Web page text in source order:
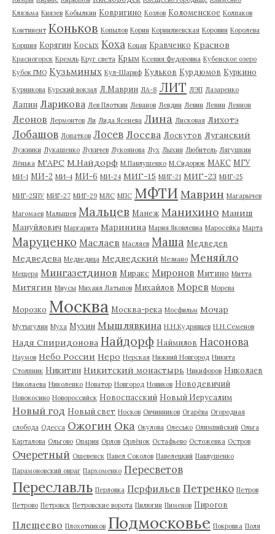
Клязьма Князев Кобылкин Ковригино Козлов Коломенское Колпаков
Континент Коньков Копылов Корин Корнилиевская Коровин Королева
Коршия Корягин Косых Коха Коцан Кравченко Краснов
Красногорск Кремль Круг света Крым Ксения Федоровна Кубенское озеро
Кубок ГМО Кузьминых Кул-Шариф Кульков Курдюмов Куркино
Курникова Курский вокзал Л.Маврин ЛА-8 ЛИТ ЛЭП Лазаренко
Лапин Ларикова Лев Плоткин Леванов Левдин Левин Ленин Леннон
Леонов Лермонтов Ли Лида Ясенева Лина Лисковая Лихотэ
Лобашов Лопатков Лосев Лосева Лоскутов Луганский
Лужники Лукашенко Лукичев Лукоянова Лух Лыхин Любитель Лягушкин
Лёнька М'АРС М.Найдорф М.Павлушенко М.Сидорюк МАКС МГУ
МИ-1 МИ-2 МИ-4 МИ-6 МИ-24 МИГ-15 МИГ-21 МИГ-23 МИГ-25
МИГ-25ПУ МИГ-27 МИГ-29 МЛС МПС МФТИ Маврин Магарычев
Магомаев Малышев Мальцев Манеж Манихино Маниш
Мануйлович Маргарита Маринина Мария Яковлевна Маросейка Марта
Маруценко Маслаев Масляев Маша Медведев
Медведева Медведица Медведский Мезиано Меняйло
Мещера Мингазетдинов Миракс Миронов Митино Митта
Митягин Миусы Михаил Латыпов Михайлов Морев Морева
Морозко Москва Москва-река Мосфильм Мочар
Мутыгулин Муха Мухин Мышлявкина Н.Н.Кудрявцев Н.Н.Семенов
Надя Спиридонова Найдорф Наймилов Насонова
Наумов Небо России Неро Нерская Нижний Новгород Никита
Столпник Никитин Никитский монастырь Никифоров Николаев
Николаева Николенко Новатор Новгород Новиков Новодевичий
Новокосино Новороссийск Новоспасский Новый Иерусалим
Новый год Новый свет Носков Овчинников Огарёва Огородная
слобода Одесса Ожогин Ока Окулова Олесько Олимпийский Ольга
Карталова Ольгово Опарин Орлов Орлёнок Остафьево Остоженка Остров
Очеретный Ошевенск Павел Соколов Павелецкий Павлушенко
Парамоновский овраг Пархоменко Пересветов
Переславль Перловка Перфильев Петренко Петров
Петрово Петровск Петровские ворота Пилюгин Пименов Пирогов
Плещеево Плохотников Подмосковье Покровка Поля